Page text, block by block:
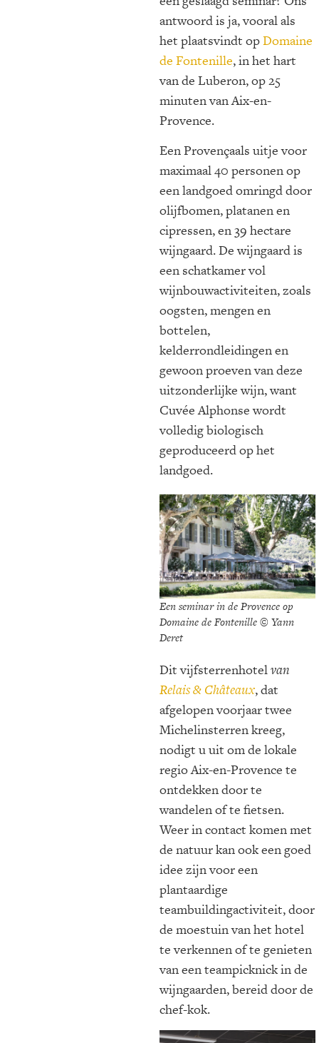
antwoord is ja, vooral als
het plaatsvindt opDomaine
de Fontenille, in het hart
van de Luberon, op 25
minuten van Aix-en-
Provence.
Een Provençaals uitje voor
maximaal 40 personen op
een landgoed omringd door
olijfbomen, platanen en
cipressen, en 39 hectare
wijngaard. De wijngaard is
een schatkamer vol
wijnbouwactiviteiten, zoals
oogsten, mengen en
bottelen,
kelderrondleidingen en
gewoon proeven van deze
uitzonderlijke wijn, want
Cuvée Alphonse wordt
volledig biologisch
geproduceerd op het
landgoed.
Een seminar in de Provence op
Domaine de Fontenille © Yann
Deret
Dit vijfsterrenhotelvan
Relais & Châteaux, dat
afgelopen voorjaar twee
Michelinsterren kreeg,
nodigt u uit om de lokale
regio Aix-en-Provence te
ontdekken door te
wandelen of te fietsen.
Weer in contact komen met
de natuur kan ook een goed
idee zijn voor een
plantaardige
teambuildingactiviteit, door
de moestuin van het hotel
te verkennen of te genieten
van een teampicknick in de
wijngaarden, bereid door de
chef-kok.